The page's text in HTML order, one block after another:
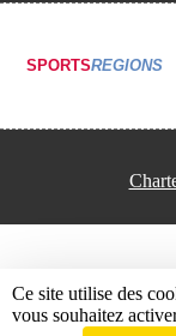
SPORTSREGIONS
Ce site utilise des
vous souhaitez